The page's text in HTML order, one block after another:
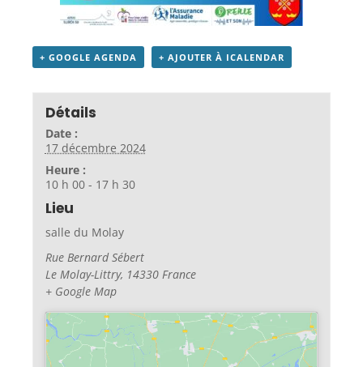
+ GOOGLE AGENDA + AJOUTER À ICALENDAR
Détails
Date :
17 décembre 2024
Heure :
10 h 00 - 17 h 30
Lieu
salle du Molay
Rue Bernard Sébert
Le Molay-Littry, 14330 France
+ Google Map